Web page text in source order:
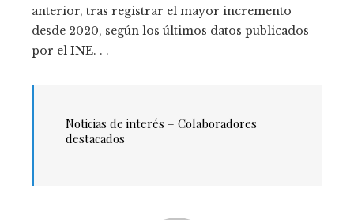
anterior, tras registrar el mayor incremento
desde 2020, según los últimos datos publicados
por el INE. . .
Noticias de interés – Colaboradores
destacados